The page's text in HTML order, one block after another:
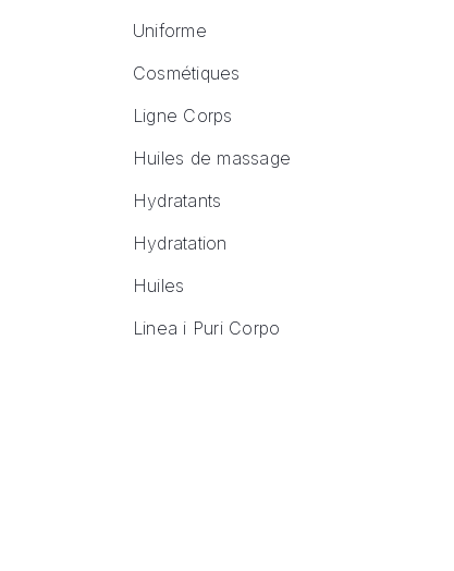
Uniforme
Cosmétiques
Ligne Corps
Huiles de massage
Hydratants
Hydratation
Huiles
Linea i Puri Corpo